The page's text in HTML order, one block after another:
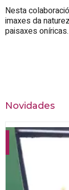
Nesta
imaxes da
paisaxes oníricas.
Novidades